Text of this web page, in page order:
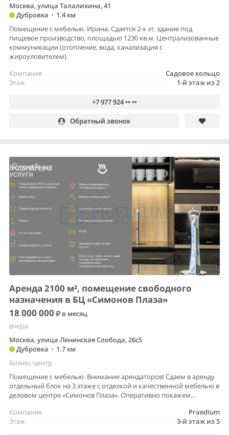
Москва, улица Талалихина, 41
Дубровка • 1.4 км
Помещение с мебелью. Ирина. Сдается 2-х эт. здание под
пищевое производство, площадью 1230 кв.м. Централизованные
коммуникации (отопление, вода, канализация с
жироуловителем).
Садовое кольцо
Компания
1-й этаж из 2
Этаж
+7 977 924 •• ••
Обратный звонок
Аренда 2100 м², помещение свободного
назначения в БЦ «Симонов Плаза»
18 000 000
в месяц
вчера
Москва, улица Ленинская Слобода, 26с5
Дубровка • 1.7 км
Бизнес-центр
Помещение с мебелью. Внимание арендаторов! Сдаем в аренду
отдельный блок на 3 этаже с отделкой и качественной мебелью в
деловом центре «Симонов Плаза». Оперативно покажем...
Praedium
Компания
3-й этаж из 5
Этаж